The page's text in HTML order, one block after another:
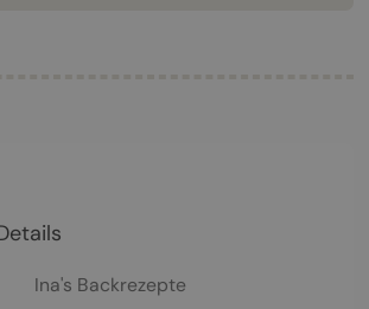
Ina's Backrezepte